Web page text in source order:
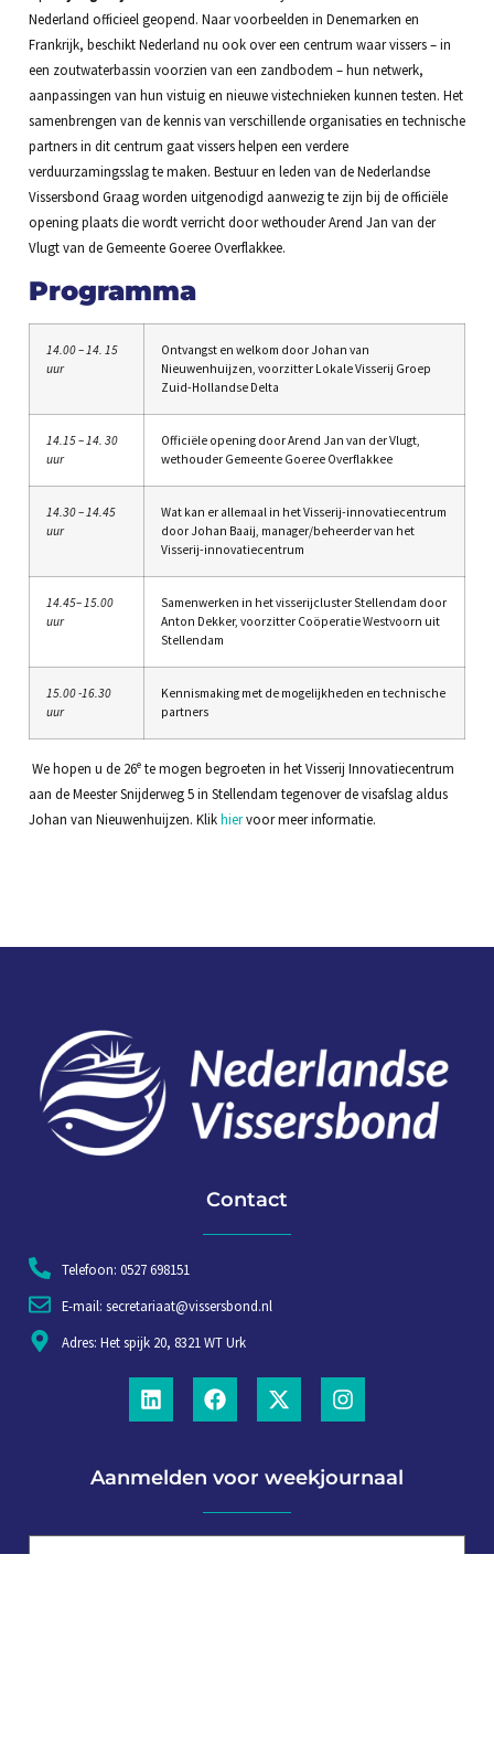
Nederland officieel geopend. Naar voorbeelden in Denemarken en
Frankrijk, beschikt Nederland nu ook over een centrum waar vissers – in
een zoutwaterbassin voorzien van een zandbodem – hun netwerk,
aanpassingen van hun vistuig en nieuwe vistechnieken kunnen testen. Het
samenbrengen van de kennis van verschillende organisaties en technische
partners in dit centrum gaat vissers helpen een verdere
verduurzamingsslag te maken. Bestuur en leden van de Nederlandse
Vissersbond Graag worden uitgenodigd aanwezig te zijn bij de officiële
opening plaats die wordt verricht door wethouder Arend Jan van der
Vlugt van de Gemeente Goeree Overflakkee.
Programma
14.00 – 14. 15
uur
Ontvangst en welkom door Johan van
Nieuwenhuijzen, voorzitter Lokale Visserij Groep
Zuid-Hollandse Delta
14.15 – 14. 30
uur
Officiële opening door Arend Jan van der Vlugt,
wethouder Gemeente Goeree Overflakkee
14.30 – 14.45
uur
Wat kan er allemaal in het Visserij-innovatiecentrum
door Johan Baaij, manager/beheerder van het
Visserij-innovatiecentrum
14.45– 15.00
uur
Samenwerken in het visserijcluster Stellendam door
Anton Dekker, voorzitter Coöperatie Westvoorn uit
Stellendam
15.00 -16.30
uur
Kennismaking met de mogelijkheden en technische
partners
We hopen u de 26ete mogen begroeten in het Visserij Innovatiecentrum
aan de Meester Snijderweg 5 in Stellendam tegenover de visafslag aldus
Johan van Nieuwenhuijzen. Klikhiervoor meer informatie.
Contact
Telefoon: 0527 698151
E-mail: secretariaat@vissersbond.nl
Adres: Het spijk 20, 8321 WT Urk
Aanmelden voor weekjournaal